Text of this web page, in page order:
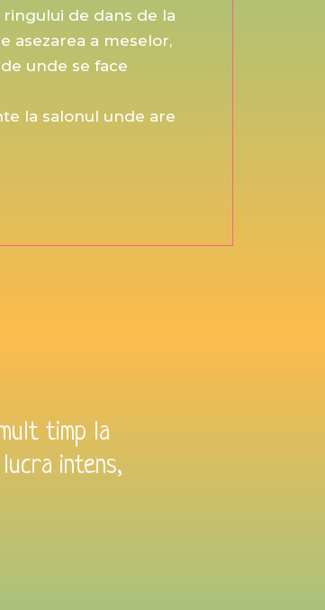
de dans de la
asezarea a meselor,
unde se face
la salonul unde are
timp la
intens,